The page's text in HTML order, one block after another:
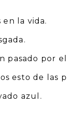
en la vida.
pasado por
esto de las
azul.